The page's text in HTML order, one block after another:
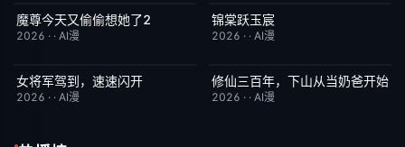
完结
魔尊今天又偷偷想她了2
2026 · · AI漫
完结
锦棠跃玉宸
2026 · · AI漫
完结
女将军驾到，速速闪开
2026 · · AI漫
完结 5.0
修仙三百年，下山从当奶爸开始
2026 · · AI漫